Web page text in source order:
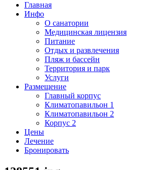
Главная
Инфо
О санатории
Медицинская лицензия
Питание
Отдых и развлечения
Пляж и бассейн
Территория и парк
Услуги
Размещение
Главный корпус
Климатопавильон 1
Климатопавильон 2
Корпус 2
Цены
Лечение
Бронировать